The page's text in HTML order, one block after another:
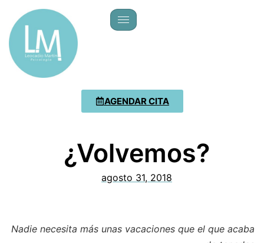
AGENDAR CITA
¿Volvemos?
agosto 31, 2018
Nadie necesita más unas vacaciones que el que acaba